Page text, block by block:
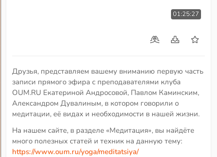
01:25:27
Друзья, представляем вашему вниманию первую часть
записи прямого эфира с преподавателями клуба
OUM.RU Екатериной Андросовой, Павлом Каминским,
Александром Дувалиным, в котором говорили о
медитации, её видах и необходимости в нашей жизни.
На нашем сайте, в разделе «Медитация», вы найдёте
много полезных статей и техник на данную тему:
https://www.oum.ru/yoga/meditatsiya/